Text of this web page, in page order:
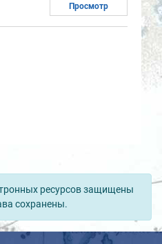
Просмотр
ресурсов защищены
сохранены.